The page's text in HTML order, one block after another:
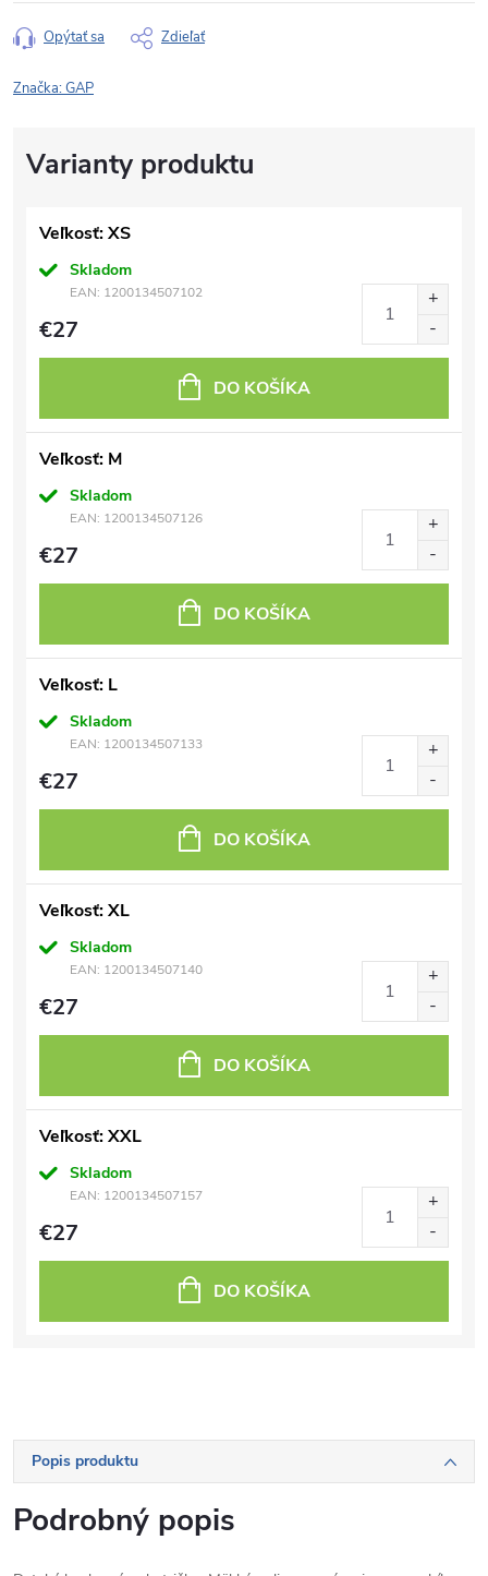
Opýtať sa Zdieľať
Značka:GAP
Veľkosť: XS
Skladom
EAN: 1200134507102
€27
DO KOŠÍKA
Veľkosť: M
Skladom
EAN: 1200134507126
€27
DO KOŠÍKA
Veľkosť: L
Skladom
EAN: 1200134507133
€27
DO KOŠÍKA
Veľkosť: XL
Skladom
EAN: 1200134507140
€27
DO KOŠÍKA
Veľkosť: XXL
Skladom
EAN: 1200134507157
€27
DO KOŠÍKA
Popis produktu
Podrobný popis